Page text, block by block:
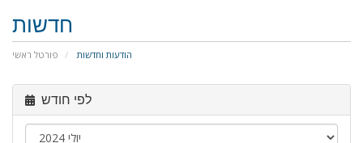
חדשות
פורטל ראשי הודעות וחדשות
לפי חודש